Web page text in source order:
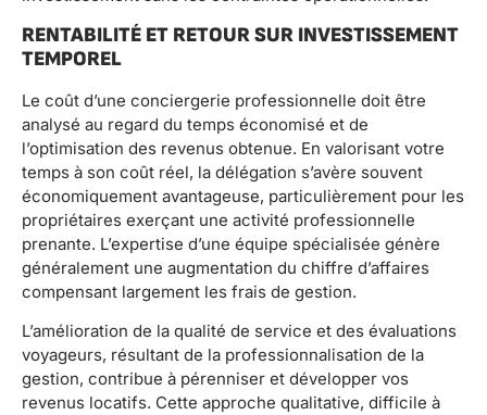
RENTABILITÉ ET RETOUR SUR INVESTISSEMENT
TEMPOREL
Le coût d’une conciergerie professionnelle doit être
analysé au regard du temps économisé et de
l’optimisation des revenus obtenue. En valorisant votre
temps à son coût réel, la délégation s’avère souvent
économiquement avantageuse, particulièrement pour les
propriétaires exerçant une activité professionnelle
prenante. L’expertise d’une équipe spécialisée génère
généralement une augmentation du chiffre d’affaires
compensant largement les frais de gestion.
L’amélioration de la qualité de service et des évaluations
voyageurs, résultant de la professionnalisation de la
gestion, contribue à pérenniser et développer vos
revenus locatifs. Cette approche qualitative, difficile à